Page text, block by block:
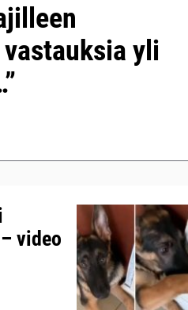
yli
video